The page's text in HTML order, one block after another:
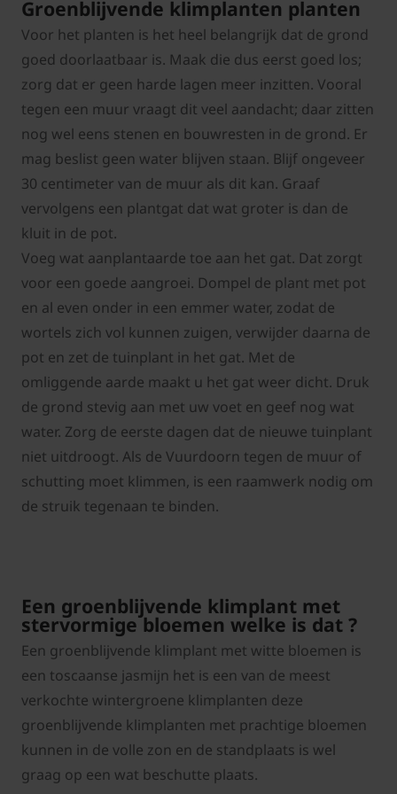
Groenblijvende klimplanten planten
Voor het planten is het heel belangrijk dat de grond
goed doorlaatbaar is. Maak die dus eerst goed los;
zorg dat er geen harde lagen meer inzitten. Vooral
tegen een muur vraagt dit veel aandacht; daar zitten
nog wel eens stenen en bouwresten in de grond. Er
mag beslist geen water blijven staan. Blijf ongeveer
30 centimeter van de muur als dit kan. Graaf
vervolgens een plantgat dat wat groter is dan de
kluit in de pot.
Voeg wat aanplantaarde toe aan het gat. Dat zorgt
voor een goede aangroei. Dompel de plant met pot
en al even onder in een emmer water, zodat de
wortels zich vol kunnen zuigen, verwijder daarna de
pot en zet de tuinplant in het gat. Met de
omliggende aarde maakt u het gat weer dicht. Druk
de grond stevig aan met uw voet en geef nog wat
water. Zorg de eerste dagen dat de nieuwe tuinplant
niet uitdroogt. Als de Vuurdoorn tegen de muur of
schutting moet klimmen, is een raamwerk nodig om
de struik tegenaan te binden.
Een groenblijvende klimplant met
stervormige bloemen welke is dat ?
Een groenblijvende klimplant met witte bloemen is
een toscaanse jasmijn het is een van de meest
verkochte wintergroene klimplanten deze
groenblijvende klimplanten met prachtige bloemen
kunnen in de volle zon en de standplaats is wel
graag op een wat beschutte plaats.